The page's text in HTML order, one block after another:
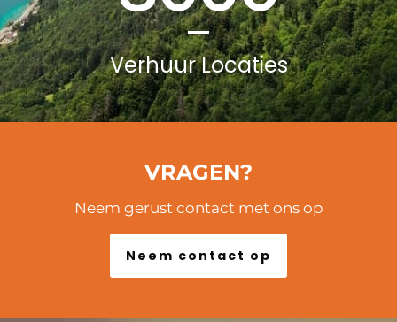
Verhuur Locaties
VRAGEN?
Neem gerust contact met ons op
Neem contact op